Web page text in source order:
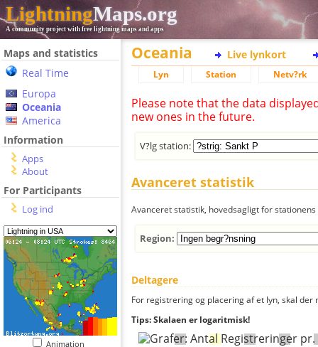
LightningMaps.org
A community project with free lightning maps and apps
Maps and statistics
Real Time
Europa
Oceania
America
Information
Apps
About
For Participants
Log ind
Animation
Oceania Live lynkort
Lyn Station Netv?rk
Please note that the data
new ones in the future.
V?lg station:
Avanceret statistik
Avanceret statistik, hovedsagligt for
Region:
Deltagere
For registrering og placering af et lyn, skal
Tips: Skalaen er logaritmisk!